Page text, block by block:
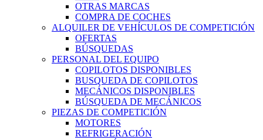
OTRAS MARCAS
COMPRA DE COCHES
ALQUILER DE VEHÍCULOS DE COMPETICIÓN
OFERTAS
BÚSQUEDAS
PERSONAL DEL EQUIPO
COPILOTOS DISPONIBLES
BUSQUEDA DE COPILOTOS
MECÁNICOS DISPONIBLES
BÚSQUEDA DE MECÁNICOS
PIEZAS DE COMPETICIÓN
MOTORES
REFRIGERACIÓN